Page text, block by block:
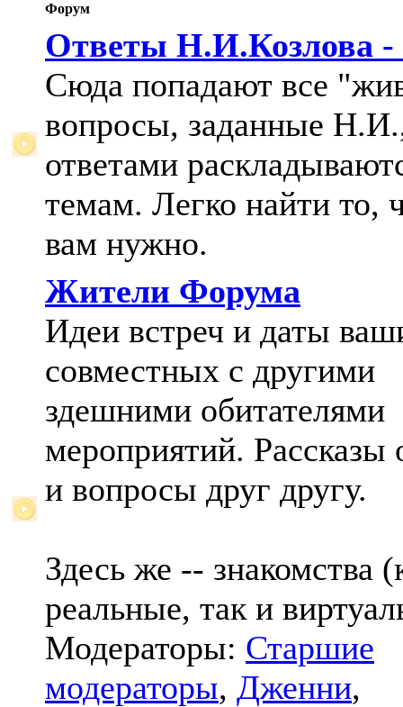
Форум
Ответы Н.И.Козлова -
Сюда попадают все
вопросы, заданные
ответами
темам. Легко найти то,
вам нужно.
Жители Форума
Идеи встреч и даты
совместных с другими
здешними обитателями
мероприятий. Рассказы
и вопросы друг другу.
Здесь же -- знакомства
реальные, так и
Модераторы: Старшие
модераторы, Дженни,